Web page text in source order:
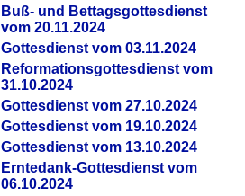
Buß- und Bettagsgottesdienst
vom 20.11.2024
Gottesdienst vom 03.11.2024
Reformationsgottesdienst vom
31.10.2024
Gottesdienst vom 27.10.2024
Gottesdienst vom 19.10.2024
Gottesdienst vom 13.10.2024
Erntedank-Gottesdienst vom
06.10.2024